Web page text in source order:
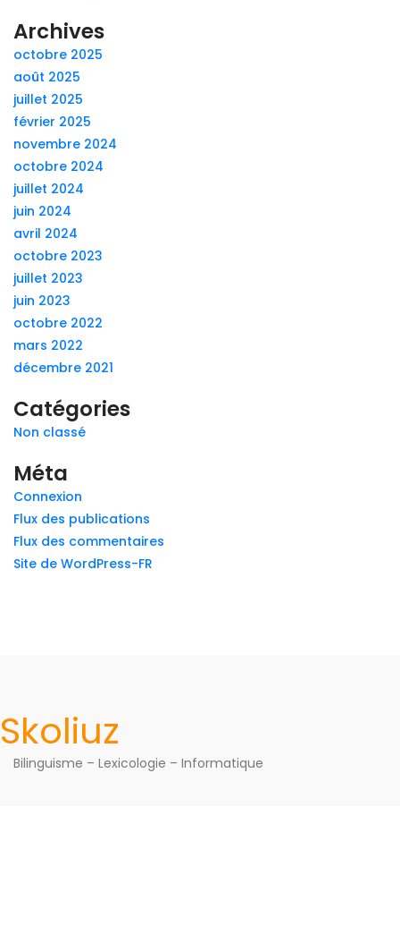
Archives
octobre 2025
août 2025
juillet 2025
février 2025
novembre 2024
octobre 2024
juillet 2024
juin 2024
avril 2024
octobre 2023
juillet 2023
juin 2023
octobre 2022
mars 2022
décembre 2021
Catégories
Non classé
Méta
Connexion
Flux des publications
Flux des commentaires
Site de WordPress-FR
Skoliuz
Bilinguisme – Lexicologie – Informatique